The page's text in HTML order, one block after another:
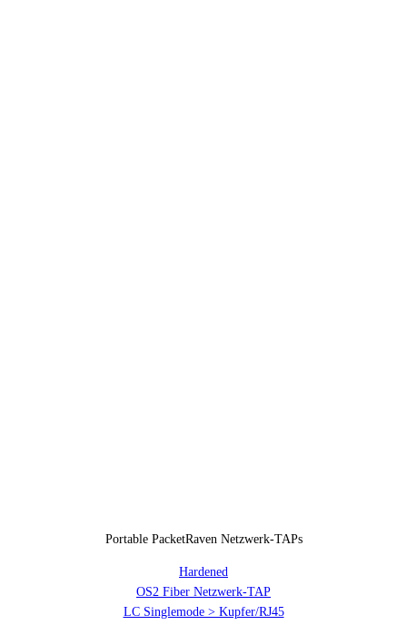
Portable PacketRaven Netzwerk-TAPs
Hardened
OS2 Fiber Netzwerk-TAP
LC Singlemode > Kupfer/RJ45